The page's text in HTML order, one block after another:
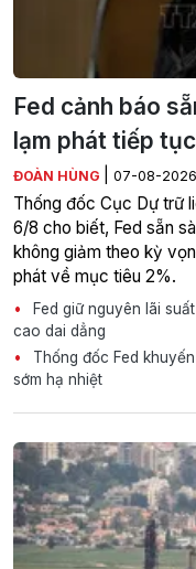
Fed cảnh báo
lạm phát tiếp
ĐOÀN HÙNG 07-08-2026
Thống đốc Cục Dự trữ
6/8 cho biết, Fed sẵn
không giảm theo kỳ
phát về mục tiêu 2%.
Fed giữ nguyên lãi
cao dai dẳng
Thống đốc Fed
sớm hạ nhiệt